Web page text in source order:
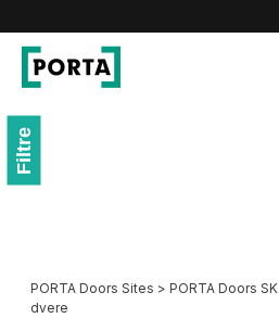
PORTA Doors Sites > PORTA Doors SK
dvere
Filtre